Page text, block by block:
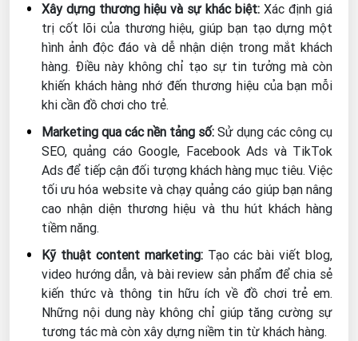
Xây dựng thương hiệu và sự khác biệt: Xác định giá
trị cốt lõi của thương hiệu, giúp bạn tạo dựng một
hình ảnh độc đáo và dễ nhận diện trong mắt khách
hàng. Điều này không chỉ tạo sự tin tưởng mà còn
khiến khách hàng nhớ đến thương hiệu của bạn mỗi
khi cần đồ chơi cho trẻ.
Marketing qua các nền tảng số: Sử dụng các công cụ
SEO, quảng cáo Google, Facebook Ads và TikTok
Ads để tiếp cận đối tượng khách hàng mục tiêu. Việc
tối ưu hóa website và chạy quảng cáo giúp bạn nâng
cao nhận diện thương hiệu và thu hút khách hàng
tiềm năng.
Kỹ thuật content marketing:Tạo các bài viết blog,
video hướng dẫn, và bài review sản phẩm để chia sẻ
kiến thức và thông tin hữu ích về đồ chơi trẻ em.
Những nội dung này không chỉ giúp tăng cường sự
tương tác mà còn xây dựng niềm tin từ khách hàng.